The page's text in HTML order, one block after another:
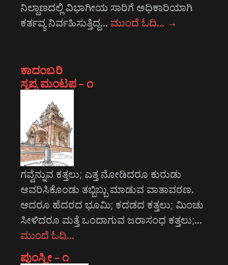
ನಿಲ್ದಾಣದಲ್ಲಿ ವಿಭಾಗೀಯ ಸಾರಿಗೆ ಅಧಿಕಾರಿಯಾಗಿ
ಕರ್ತವ್ಯ ನಿರ್ವಹಿಸುತ್ತಿದ್ದ… ಮುಂದೆ ಓದಿ… →
ಕಾದಂಬರಿ
ಸ್ವಪ್ನ ಮಂಟಪ – ೧
ಗವ್ವೆನ್ನುವ ಕತ್ತಲು; ಎತ್ತ ನೋಡಿದರೂ ಕುರುಡು
ಆವರಿಸಿಕೊಂಡು ತಬ್ಬಿಬ್ಬು ಮಾಡುವ ವಾತಾವರಣ.
ಆದರೂ ಹೆದರದ ಭೂಮಿ; ಕದಡದ ಕತ್ತಲು; ಮಿಂಚು
ಸೀಳಿದರೂ ಮತ್ತೆ ಒಂದಾಗುವ ಜರಾಸಂಧ ಕತ್ತಲು;…
ಮುಂದೆ ಓದಿ…
ಪುಂಸ್ತ್ರೀ – ೧